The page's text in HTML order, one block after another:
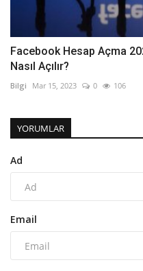
Facebook Hesap Açma
Nasıl Açılır?
Bilgi Mar 15, 2023 0 106
YORUMLAR
Ad
Email